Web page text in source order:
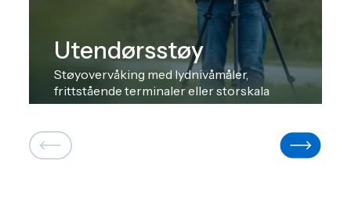
Utendørsstøy
Støyovervåking med lydnivåmåler,
frittstående terminaler eller storskala
systemer.